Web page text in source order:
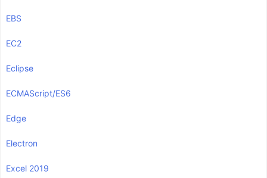
EBS
EC2
Eclipse
ECMAScript/ES6
Edge
Electron
Excel 2019